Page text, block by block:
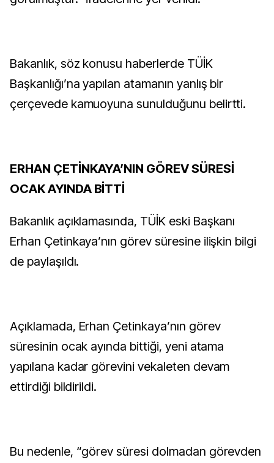
Bakanlık, söz konusu haberlerde TÜİK
Başkanlığı’na yapılan atamanın yanlış bir
çerçevede kamuoyuna sunulduğunu belirtti.
ERHAN ÇETİNKAYA’NIN GÖREV SÜRESİ
OCAK AYINDA BİTTİ
Bakanlık açıklamasında, TÜİK eski Başkanı
Erhan Çetinkaya’nın görev süresine ilişkin bilgi
de paylaşıldı.
Açıklamada, Erhan Çetinkaya’nın görev
süresinin ocak ayında bittiği, yeni atama
yapılana kadar görevini vekaleten devam
ettirdiği bildirildi.
Bu nedenle, “görev süresi dolmadan görevden